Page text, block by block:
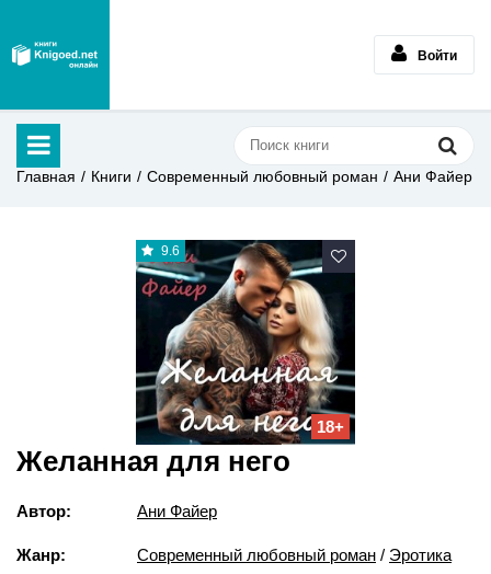
Войти
Главная Книги Современный любовный роман Ани Файер
9.6
18+
Желанная для него
Автор: Ани Файер
Жанр: Современный любовный роман / Эротика